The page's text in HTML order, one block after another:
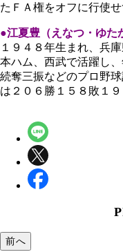
たＦＡ権をオフに行使
●江夏豊（えなつ・ゆた
１９４８年生まれ、兵
本ハム、西武で活躍し
続奪三振などのプロ野
は２０６勝１５８敗１
前へ